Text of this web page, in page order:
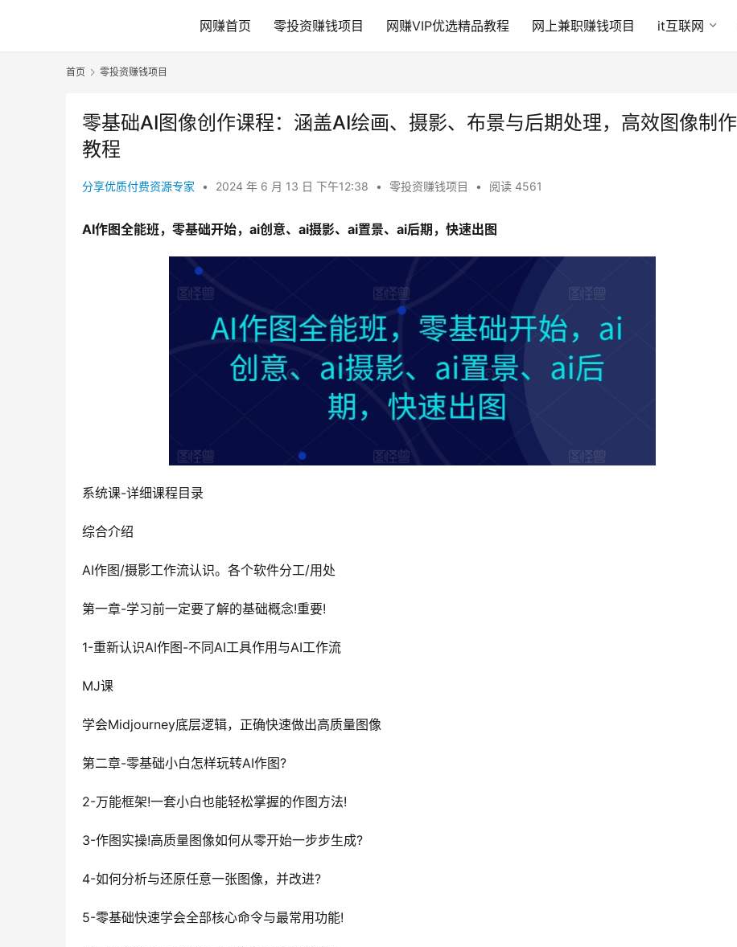
网赚首页 零投资赚钱项目 网赚VIP优选精品教程 网上兼职赚钱项目 it互联网
首页 零投资赚钱项目
零基础AI图像创作课程：涵盖AI绘画、摄影、布景与后期处理，高效图像制作
教程
分享优质付费资源专家 • 2024 年 6 月 13 日 下午12:38 • 零投资赚钱项目 • 阅读 4561
AI作图全能班，零基础开始，ai创意、ai摄影、ai置景、ai后期，快速出图
系统课-详细课程目录
综合介绍
AI作图/摄影工作流认识。各个软件分工/用处
第一章-学习前一定要了解的基础概念!重要!
1-重新认识AI作图-不同AI工具作用与AI工作流
MJ课
学会Midjourney底层逻辑，正确快速做出高质量图像
第二章-零基础小白怎样玩转AI作图?
2-万能框架!一套小白也能轻松掌握的作图方法!
3-作图实操!高质量图像如何从零开始一步步生成?
4-如何分析与还原任意一张图像，并改进?
5-零基础快速学会全部核心命令与最常用功能!